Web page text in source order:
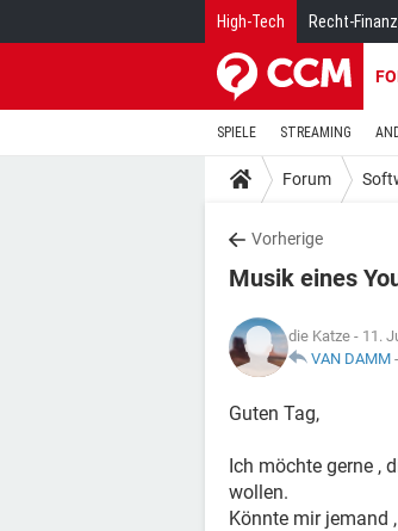
High-Tech Recht-
SPIELE STREAMING
Forum
Vorherige
Musik eines
die Katze - 11.
VAN DAMM -
Guten Tag,
Ich möchte gerne ,
wollen.
Könnte mir jemand